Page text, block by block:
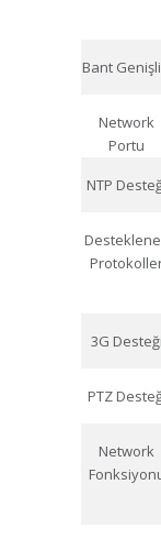
Bant
Network
Portu
NTP
3G Desteği
PTZ
Network